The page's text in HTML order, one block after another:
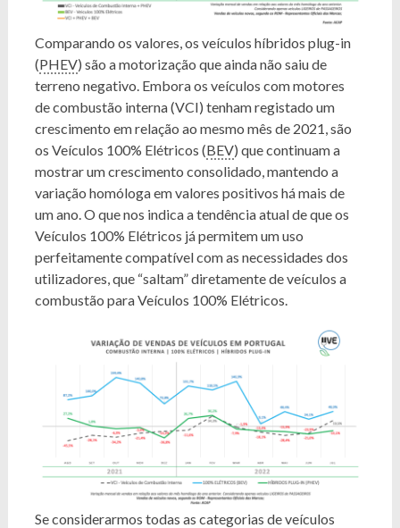
Comparando os valores, os veículos híbridos plug-in
(PHEV) são a motorização que ainda não saiu de
terreno negativo. Embora os veículos com motores
de combustão interna (VCI) tenham registado um
crescimento em relação ao mesmo mês de 2021, são
os Veículos 100% Elétricos (BEV) que continuam a
mostrar um crescimento consolidado, mantendo a
variação homóloga em valores positivos há mais de
um ano. O que nos indica a tendência atual de que os
Veículos 100% Elétricos já permitem um uso
perfeitamente compatível com as necessidades dos
utilizadores, que “saltam” diretamente de veículos a
combustão para Veículos 100% Elétricos.
Se considerarmos todas as categorias de veículos